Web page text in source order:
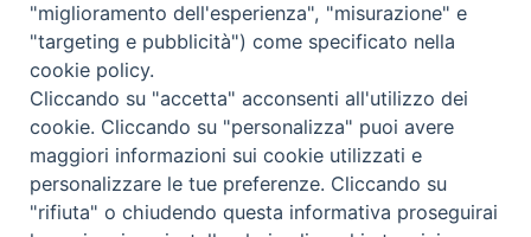
Consiglio scientifico
Coordinamento nazionale
COPYRIGHT Scienza & Vita - C.F96600690588- Tutti i
"miglioramento dell'esperienza", "misurazione" e
"targeting e pubblicità") come specificato nella
cookie policy.
Cliccando su "accetta" acconsenti all'utilizzo dei
cookie. Cliccando su "personalizza" puoi avere
maggiori informazioni sui cookie utilizzati e
personalizzare le tue preferenze. Cliccando su
"rifiuta" o chiudendo questa informativa proseguirai